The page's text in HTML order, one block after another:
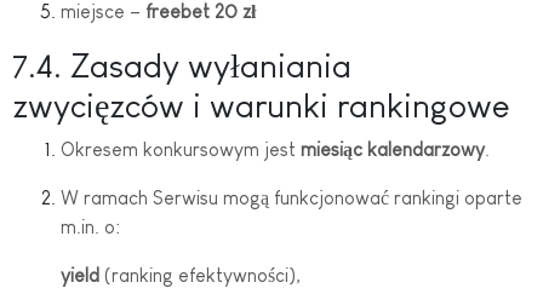
miejsce – freebet 20 zł
7.4. Zasady wyłaniania
zwycięzców i warunki rankingowe
Okresem konkursowym jest miesiąc kalendarzowy.
W ramach Serwisu mogą funkcjonować rankingi oparte
m.in. o:
yield (ranking efektywności),